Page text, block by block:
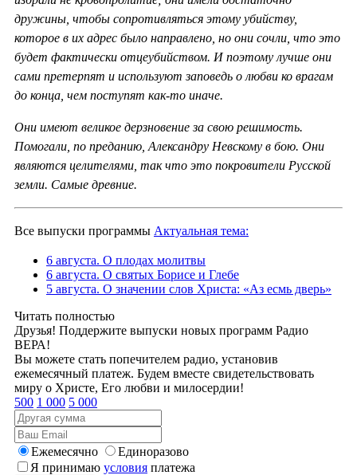
дружины, чтобы сопротивляться этому убийству,
которое в их адрес было направлено, но они сочли, что это
будет фактически отцеубийством. И поэтому лучше они
сами претерпят и используют заповедь о любви ко врагам
до конца, чем поступят как-то иначе.
Они имеют великое дерзновение за свою решимость.
Помогали, по преданию, Александру Невскому в бою. Они
являются целителями, так что это покровители Русской
земли. Самые древние.
Все выпуски программы Актуальная тема:
6 августа. О плодах молитвы
6 августа. О святых Борисе и Глебе
5 августа. О значении слов Христа: «Аз есмь дверь»
Читать полностью
Друзья! Поддержите выпуски новых программ Радио
ВЕРА!
Вы можете стать попечителем радио, установив
ежемесячный платеж. Будем вместе свидетельствовать
миру о Христе, Его любви и милосердии!
500 1 000 5 000
Ежемесячно
Единоразово
Я принимаю условия платежа